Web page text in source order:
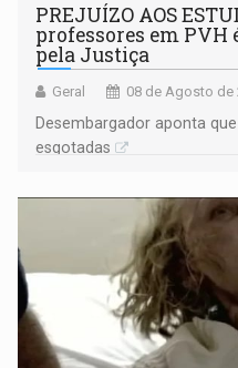
PREJUÍZO AOS
professores em PVH
pela Justiça
Geral 08 de Agosto de
Desembargador aponta
esgotadas